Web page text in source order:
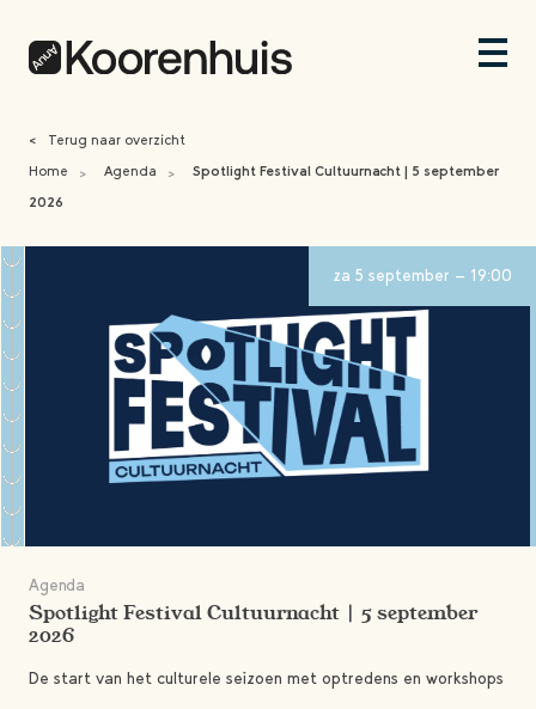
<
Terug naar overzicht
Home
> Agenda >
Spotlight Festival Cultuurnacht | 5 september
2026
za 5 september - 19:00
Agenda
Spotlight Festival Cultuurnacht | 5 september
2026
De start van het culturele seizoen met optredens en workshops